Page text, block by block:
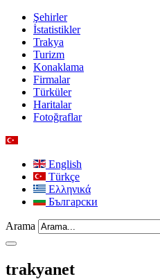
Şehirler
İstatistikler
Trakya
Turizm
Konaklama
Firmalar
Türküler
Haritalar
Fotoğraflar
English
Türkçe
Ελληνικά
Български
Arama
trakyanet